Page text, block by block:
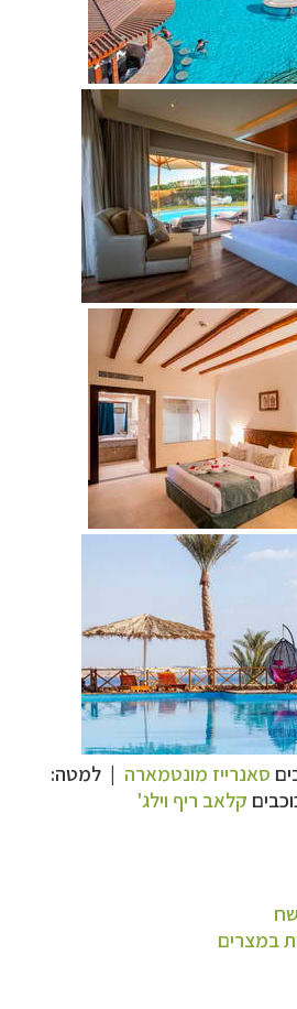
סאנרייז מונטמארה | למטה:
קלאב ריף וילג'
במצרים